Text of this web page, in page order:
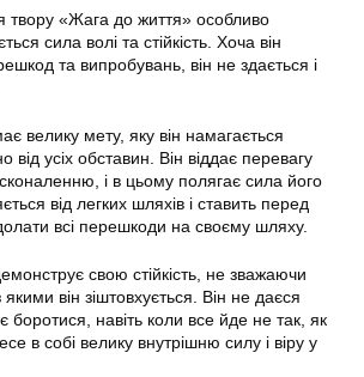
твору «Жага до життя» особливо
сила волі та стійкість. Хоча він
та випробувань, він не здається і
велику мету, яку він намагається
від усіх обставин. Він віддає перевагу
і в цьому полягає сила його
від легких шляхів і ставить перед
всі перешкоди на своєму шляху.
свою стійкість, не зважаючи
якими він зіштовхується. Він не даєся
боротися, навіть коли все йде не так, як
в собі велику внутрішню силу і віру у